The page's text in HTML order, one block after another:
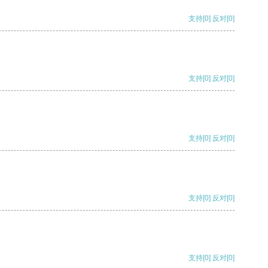
支持[0] 反对[0]
支持[0] 反对[0]
支持[0] 反对[0]
支持[0] 反对[0]
支持[0] 反对[0]